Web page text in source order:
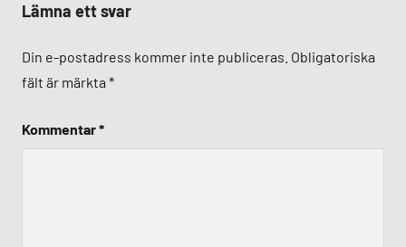
Lämna ett svar
Din e-postadress kommer inte publiceras. Obligatoriska
fält är märkta *
Kommentar*